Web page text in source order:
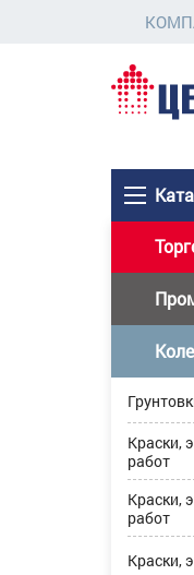
Краски,
работ
Краски,
работ
Краски,